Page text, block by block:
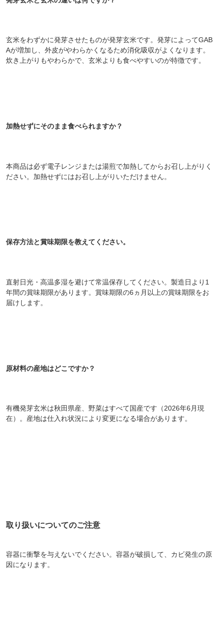
玄米をわずかに発芽させたものが発芽玄米です。発芽によってGAB
Aが増加し、外皮がやわらかくなるため消化吸収がよくなります。
炊き上がりもやわらかで、玄米よりも食べやすいのが特徴です。
加熱せずにそのまま食べられますか？
本商品は必ず電子レンジまたは湯煎で加熱してからお召し上がりく
ださい。加熱せずにはお召し上がりいただけません。
保存方法と賞味期限を教えてください。
直射日光・高温多湿を避けて常温保存してください。製造日より1
年間の賞味期限があります。賞味期限の6ヵ月以上の賞味期限をお
届けします。
原材料の産地はどこですか？
有機発芽玄米は秋田県産、野菜はすべて国産です（2026年6月現
在）。産地は仕入れ状況により変更になる場合があります。
取り扱いについてのご注意
容器に衝撃を与えないでください。容器が破損して、カビ発生の原
因になります。